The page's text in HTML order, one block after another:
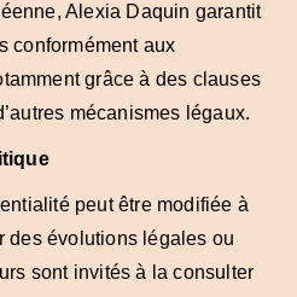
Alexia Daquin garantit
conformément aux
grâce à des clauses
mécanismes légaux.
peut être modifiée à
des évolutions légales ou
sont invités à la consulter